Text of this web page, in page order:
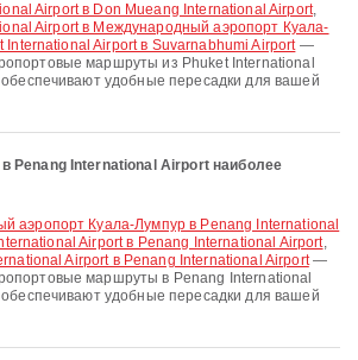
Airport в Don Mueang International Airport,
Airport в Международный аэропорт Куала-
International Airport в Suvarnabhumi Airport—
маршруты из Phuket International
удобные пересадки для вашей
Penang International Airport наиболее
Airport в Penang International Airport,
Airport в Penang International Airport—
маршруты в Penang International
удобные пересадки для вашей